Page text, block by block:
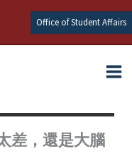
Office of Student Affairs
差，還是大腦